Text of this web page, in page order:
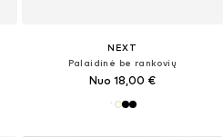
NEXT
Palaidinė be rankovių
Nuo 18,00 €